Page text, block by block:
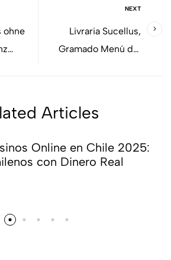
ohne
NEXT
Livraria Sucellus,
Gramado Menú del
Articles
Online en Chile 2025:
con Dinero Real